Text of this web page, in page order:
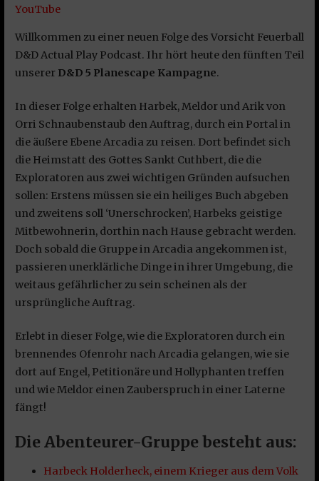
EMBED
YouTube
Willkommen zu einer neuen Folge des Vorsicht Feuerball
D&D Actual Play Podcast. Ihr hört heute den fünften Teil
unserer D&D 5 Planescape Kampagne.
In dieser Folge erhalten Harbek, Meldor und Arik von
Orri Schnaubenstaub den Auftrag, durch ein Portal in
die äußere Ebene Arcadia zu reisen. Dort befindet sich
die Heimstatt des Gottes Sankt Cuthbert, die die
Exploratoren aus zwei wichtigen Gründen aufsuchen
sollen: Erstens müssen sie ein heiliges Buch abgeben
und zweitens soll ‘Unerschrocken’, Harbeks geistige
Mitbewohnerin, dorthin nach Hause gebracht werden.
Doch sobald die Gruppe in Arcadia angekommen ist,
passieren unerklärliche Dinge in ihrer Umgebung, die
weitaus gefährlicher zu sein scheinen als der
ursprüngliche Auftrag.
Erlebt in dieser Folge, wie die Exploratoren durch ein
brennendes Ofenrohr nach Arcadia gelangen, wie sie
dort auf Engel, Petitionäre und Hollyphanten treffen
und wie Meldor einen Zauberspruch in einer Laterne
fängt!
Die Abenteurer-Gruppe besteht aus:
Harbeck Holderheck, einem Krieger aus dem Volk